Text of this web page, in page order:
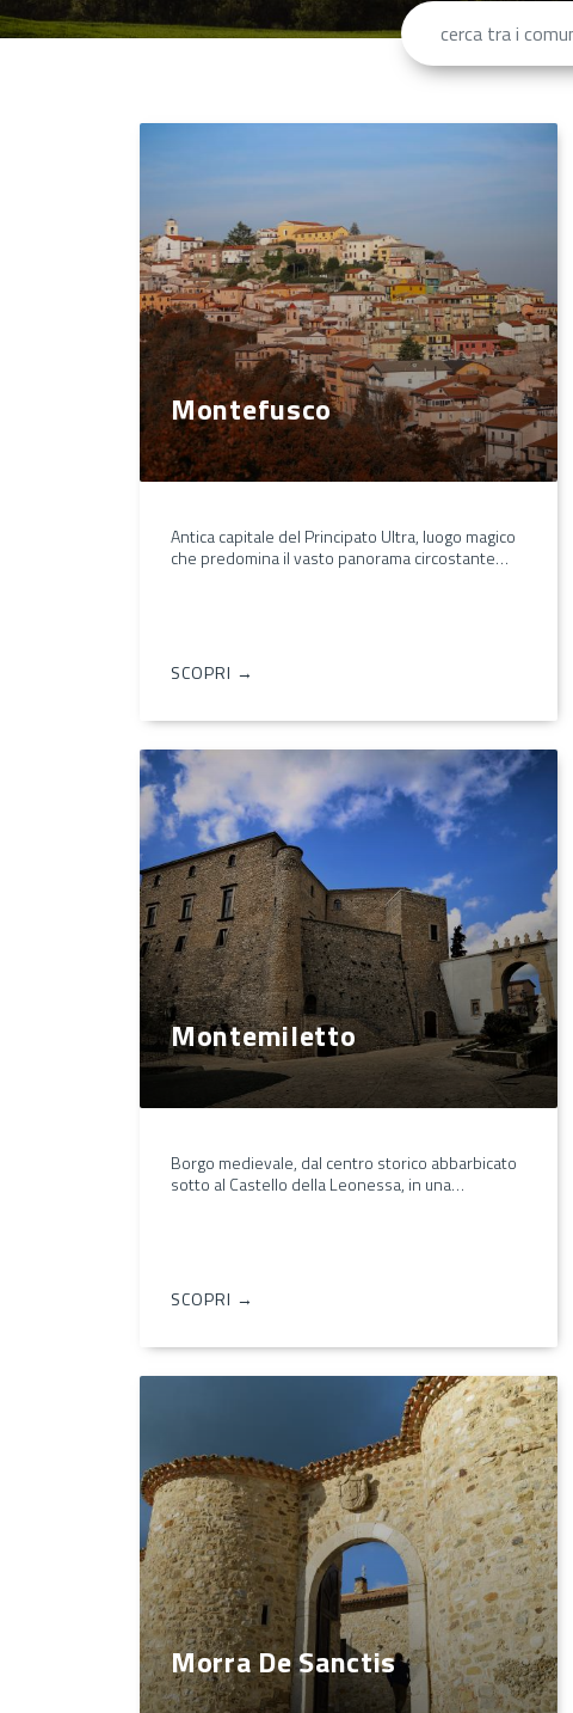
Montefusco
Antica capitale del Principato Ultra, luogo magico
che predomina il vasto panorama circostante…
SCOPRI →
Montemiletto
Borgo medievale, dal centro storico abbarbicato
sotto al Castello della Leonessa, in una…
SCOPRI →
Morra De Sanctis